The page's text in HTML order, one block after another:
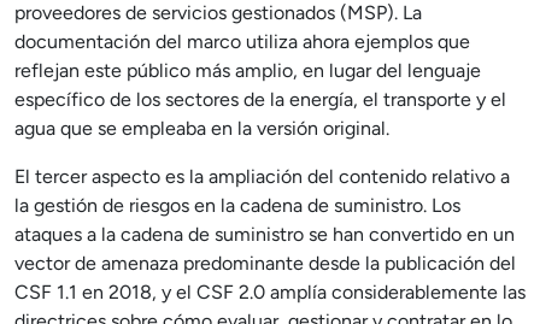
proveedores de servicios gestionados (MSP). La
documentación del marco utiliza ahora ejemplos que
reflejan este público más amplio, en lugar del lenguaje
específico de los sectores de la energía, el transporte y el
agua que se empleaba en la versión original.
El tercer aspecto es la ampliación del contenido relativo a
la gestión de riesgos en la cadena de suministro. Los
ataques a la cadena de suministro se han convertido en un
vector de amenaza predominante desde la publicación del
CSF 1.1 en 2018, y el CSF 2.0 amplía considerablemente las